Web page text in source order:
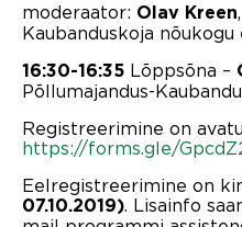
moderaator: Olav Kreen
Kaubanduskoja nõukogu
16:30-16:35 Lõppsõna –
Põllumajandus-
Registreerimine on
https://forms.gle/
Eelregistreerimine on
07.10.2019). Lisainfo